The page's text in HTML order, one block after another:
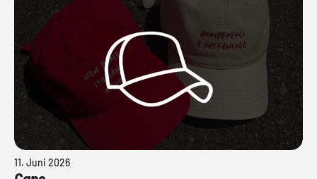
11. Juni 2026